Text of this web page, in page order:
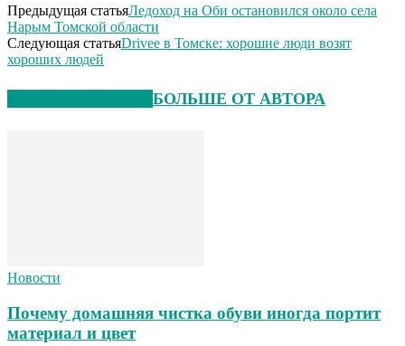
Предыдущая статьяЛедоход на Оби остановился около села
Нарым Томской области
Следующая статьяDrivee в Томске: хорошие люди возят
хороших людей
БОЛЬШЕ ОТ АВТОРА
Новости
Почему домашняя чистка обуви иногда портит
материал и цвет